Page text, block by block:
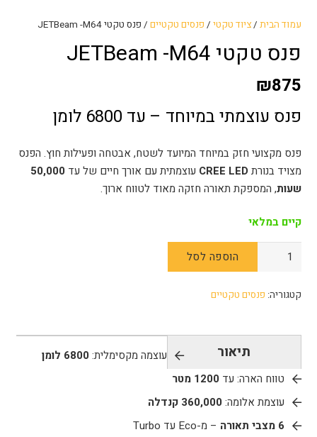
עמוד הבית /ציוד טקטי / פנסים טקטיים / פנס טקטי JETBeam -M64
פנס טקטי JETBeam -M64
₪875
פנס עוצמתי במיוחד – עד 6800 לומן
פנס מקצועי חזק במיוחד המיועד לשטח, אבטחה ופעילות חוץ. הפנס
מצויד בנורתCREE LED עוצמתית עם אורך חיים של עד50,000
שעות, המספקת תאורה חזקה מאוד לטווח ארוך.
קיים במלאי
כמות
טקטי
-
הוספה לסל
קטגוריה: פנסים טקטיים
תיאור עוצמה מקסימלית:6800 לומן
טווח הארה: עד1200 מטר
עוצמת אלומה:360,000 קנדלה
6 מצבי תאורה
– מ-Eco עד Turbo